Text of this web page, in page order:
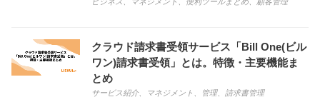
クラウド請求書受領サービス「Bill One(ビル
ワン)請求書受領」とは。特徴・主要機能ま
とめ
サービス紹介、 マネジメント 管理、 請求書管理